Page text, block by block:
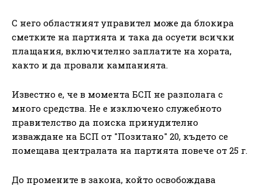
С него областният управител може да блокира
сметките на партията и така да осуети всички
плащания, включително заплатите на хората,
както и да провали кампанията.
Известно е, че в момента БСП не разполага с
много средства. Не е изключено служебното
правителство да поиска принудително
изваждане на БСП от "Позитано" 20, където се
помещава централата на партията повече от 25 г.
До промените в закона, който освобождава